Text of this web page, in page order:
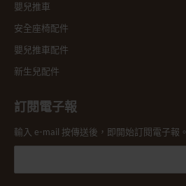
嬰兒推車
安全座椅配件
嬰兒推車配件
新生兒配件
訂閱電子報
輸入 e-mail 按傳送後，即開始訂閱電子報。